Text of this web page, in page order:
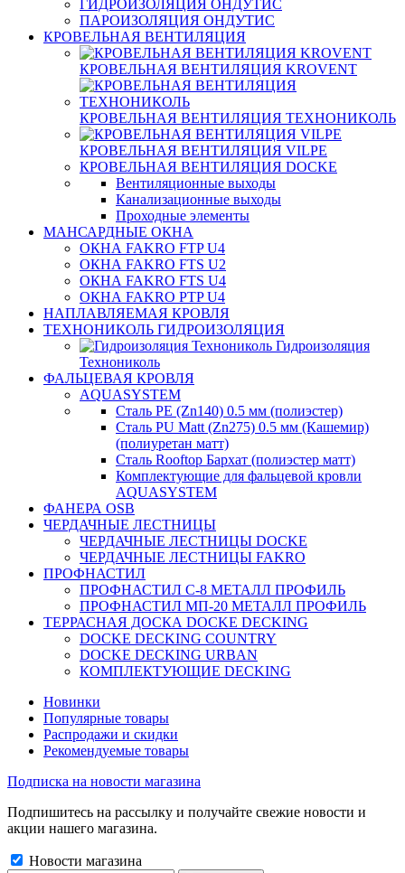
ГИДРОИЗОЛЯЦИЯ ОНДУТИС
ПАРОИЗОЛЯЦИЯ ОНДУТИС
КРОВЕЛЬНАЯ ВЕНТИЛЯЦИЯ
КРОВЕЛЬНАЯ ВЕНТИЛЯЦИЯ KROVENT
КРОВЕЛЬНАЯ ВЕНТИЛЯЦИЯ ТЕХНОНИКОЛЬ
КРОВЕЛЬНАЯ ВЕНТИЛЯЦИЯ VILPE
КРОВЕЛЬНАЯ ВЕНТИЛЯЦИЯ DOCKE
Вентиляционные выходы
Канализационные выходы
Проходные элементы
МАНСАРДНЫЕ ОКНА
ОКНА FAKRO FTP U4
ОКНА FAKRO FTS U2
ОКНА FAKRO FTS U4
ОКНА FAKRO PTP U4
НАПЛАВЛЯЕМАЯ КРОВЛЯ
ТЕХНОНИКОЛЬ ГИДРОИЗОЛЯЦИЯ
Гидроизоляция
Технониколь
ФАЛЬЦЕВАЯ КРОВЛЯ
AQUASYSTEM
Сталь PE (Zn140) 0.5 мм (полиэстер)
Сталь PU Matt (Zn275) 0.5 мм (Кашемир)
(полиуретан матт)
Сталь Rooftop Бархат (полиэстер матт)
Комплектующие для фальцевой кровли
AQUASYSTEM
ФАНЕРА OSB
ЧЕРДАЧНЫЕ ЛЕСТНИЦЫ
ЧЕРДАЧНЫЕ ЛЕСТНИЦЫ DOCKE
ЧЕРДАЧНЫЕ ЛЕСТНИЦЫ FAKRO
ПРОФНАСТИЛ
ПРОФНАСТИЛ C-8 МЕТАЛЛ ПРОФИЛЬ
ПРОФНАСТИЛ МП-20 МЕТАЛЛ ПРОФИЛЬ
ТЕРРАСНАЯ ДОСКА DOCKE DECKING
DOCKE DECKING COUNTRY
DOCKE DECKING URBAN
КОМПЛЕКТУЮЩИЕ DECKING
Новинки
Популярные товары
Распродажи и скидки
Рекомендуемые товары
Подписка на новости магазина
Подпишитесь на рассылку и получайте свежие новости и
акции нашего магазина.
Новости магазина